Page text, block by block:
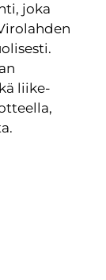
joka
liike-